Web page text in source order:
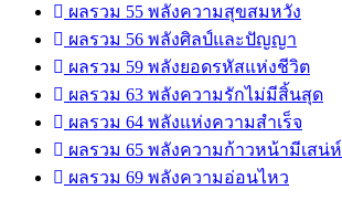
ผลรวม 55 พลังความสุขสมหวัง
ผลรวม 56 พลังศิลป์และปัญญา
ผลรวม 59 พลังยอดรหัสแห่งชีวิต
ผลรวม 63 พลังความรักไม่มีสิ้นสุด
ผลรวม 64 พลังแห่งความสำเร็จ
ผลรวม 65 พลังความก้าวหน้ามีเสน่ห์
ผลรวม 69 พลังความอ่อนไหว